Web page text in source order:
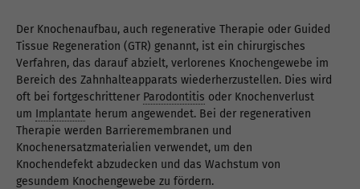
Der Knochenaufbau, auch regenerative Therapie oder Guided
Tissue Regeneration (GTR) genannt, ist ein chirurgisches
Verfahren, das darauf abzielt, verlorenes Knochengewebe im
Bereich des Zahnhalteapparats wiederherzustellen. Dies wird
oft bei fortgeschrittener Parodontitis oder Knochenverlust
um Implantate herum angewendet. Bei der regenerativen
Therapie werden Barrieremembranen und
Knochenersatzmaterialien verwendet, um den
Knochendefekt abzudecken und das Wachstum von
gesundem Knochengewebe zu fördern.